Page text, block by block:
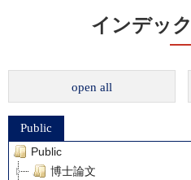
インデッ
open all
Public
Public
博士論文